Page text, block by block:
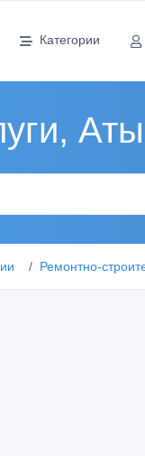
Категории
Ремонтно-